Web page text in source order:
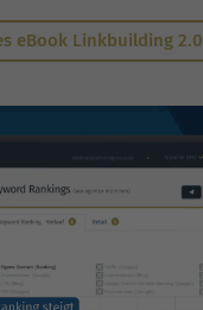
eBook Linkbuilding 2.0